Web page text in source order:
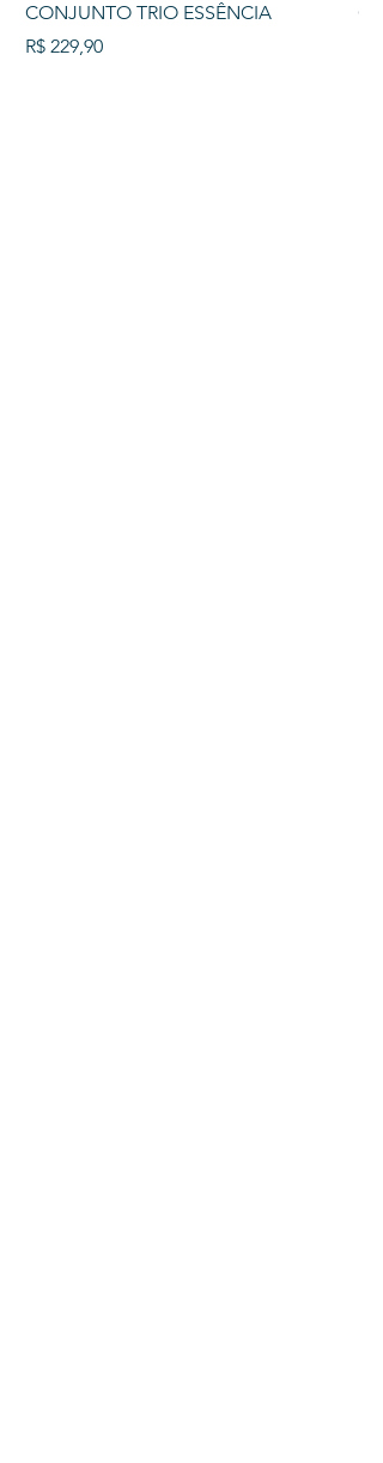
CONJUNTO TRIO ESSÊNCIA
Preço
R$ 229,90